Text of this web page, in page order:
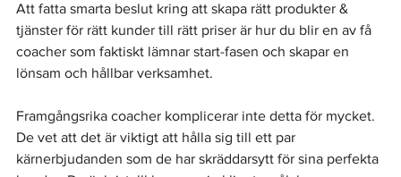
Att fatta smarta beslut kring att skapa rätt produkter &
tjänster för rätt kunder till rätt priser är hur du blir en av få
coacher som faktiskt lämnar start-fasen och skapar en
lönsam och hållbar verksamhet.
Framgångsrika coacher komplicerar inte detta för mycket.
De vet att det är viktigt att hålla sig till ett par
kärnerbjudanden som de har skräddarsytt för sina perfekta